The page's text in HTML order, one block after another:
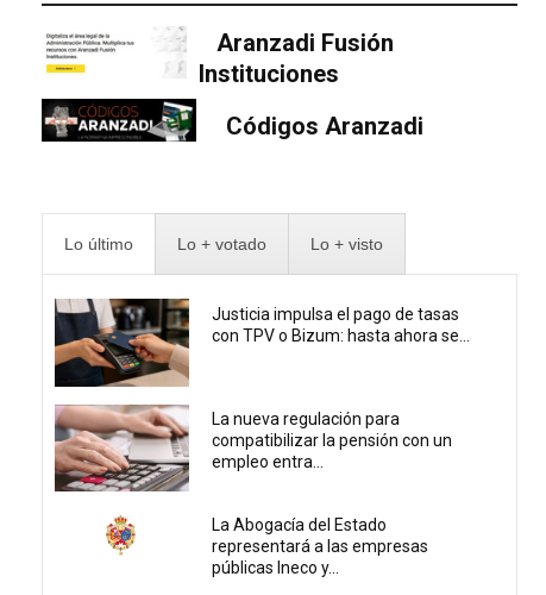
Aranzadi Fusión
Instituciones
Códigos Aranzadi
Lo último Lo + votado Lo + visto
Justicia impulsa el pago de tasas
con TPV o Bizum: hasta ahora se...
La nueva regulación para
compatibilizar la pensión con un
empleo entra...
La Abogacía del Estado
representará a las empresas
públicas Ineco y...